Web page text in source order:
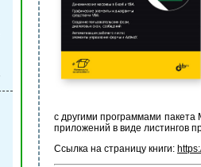
с другими программами
приложений в виде листингов
Ссылка на страницу книги: